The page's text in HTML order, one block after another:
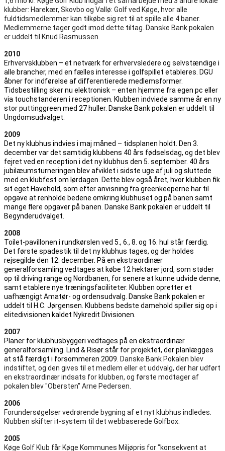
klubber: Harekær, Skovbo og Vallø: Golf ved Køge, hvor alle
fuldtidsmedlemmer kan tilkøbe sig ret til at spille alle 4 baner.
Medlemmerne tager godt imod dette tiltag. Danske Bank pokalen
er uddelt til Knud Rasmussen.
2010
Erhvervsklubben – et netværk for erhvervsledere og selvstændige i
alle brancher, med en fælles interesse i golfspillet etableres. DGU
åbner for indførelse af differentierede medlemsformer.
Tidsbestilling sker nu elektronisk – enten hjemme fra egen pc eller
via touchstanderen i receptionen. Klubben indviede samme år en ny
stor puttinggreen med 27 huller. Danske Bank pokalen er uddelt til
Ungdomsudvalget.
2009
Det ny klubhus indvies i maj måned – tidsplanen holdt. Den 3.
december var det samtidig klubbens 40 års fødselsdag, og det blev
fejret ved en reception i det ny klubhus den 5. september. 40 års
jubilæumsturneringen blev afviklet i sidste uge af juli og sluttede
med en klubfest om lørdagen. Dette blev også året, hvor klubben fik
sit eget Havehold, som efter anvisning fra greenkeeperne har til
opgave at renholde bedene omkring klubhuset og på banen samt
mange flere opgaver på banen. Danske Bank pokalen er uddelt til
Begynderudvalget.
2008
Toilet-pavillonen i rundkørslen ved 5., 6., 8. og 16. hul står færdig.
Det første spadestik til det ny klubhus tages, og der holdes
rejsegilde den 12. december. På en ekstraordinær
generalforsamling vedtages at købe 12 hektarer jord, som støder
op til driving range og Nordbanen, for senere at kunne udvide denne,
samt etablere nye træningsfaciliteter. Klubben opretter et
uafhængigt Amatør- og ordensudvalg. Danske Bank pokalen er
uddelt til H.C. Jørgensen. Klubbens bedste damehold spiller sig op i
elitedivisionen kaldet Nykredit Divisionen.
2007
Planer for klubhusbyggeri vedtages på en ekstraordinær
generalforsamling. Lind & Risør står for projektet, der planlægges
at stå færdigt i forsommeren 2009. Danske Bank Pokalen blev
indstiftet, og den gives til et medlem eller et uddvalg, der har udført
en ekstraordinær indsats for klubben, og første modtager af
pokalen blev "Obersten" Arne Pedersen.
2006
Forundersøgelser vedrørende bygning af et nyt klubhus indledes.
Klubben skifter it-system til det webbaserede Golfbox.
2005
Køge Golf Klub får Køge Kommunes Miljøpris for "konsekvent at